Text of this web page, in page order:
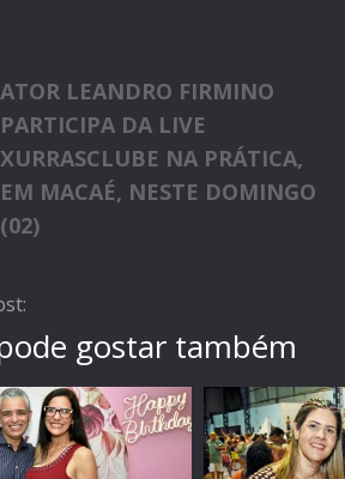
ATOR LEANDRO FIRMINO
PARTICIPA DA LIVE
XURRASCLUBE NA PRÁTICA,
EM MACAÉ, NESTE DOMINGO
(02)
gostar também